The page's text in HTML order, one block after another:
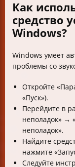
Как
средство
Windows?
Windows умеет
проблемы со
Откройте
«Пуск»).
Перейдите в
неполадок» →
неполадок».
Найдите
нажмите
Следуйте